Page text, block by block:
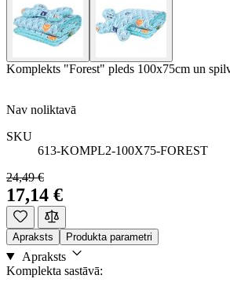
Komplekts "Forest" pleds 100x75cm un
Nav noliktavā
SKU
613-KOMPL2-100X75-FOREST
24,49 €
17,14 €
Apraksts Produkta parametri
Apraksts
Komplekta sastāvā: